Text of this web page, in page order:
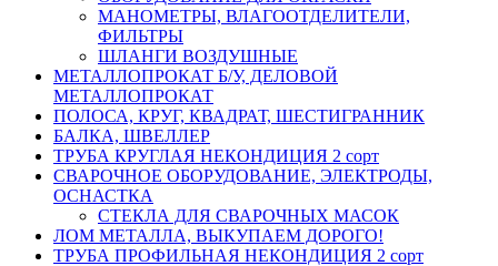
МАНОМЕТРЫ, ВЛАГООТДЕЛИТЕЛИ,
ФИЛЬТРЫ
ШЛАНГИ ВОЗДУШНЫЕ
МЕТАЛЛОПРОКАТ Б/У, ДЕЛОВОЙ
МЕТАЛЛОПРОКАТ
ПОЛОСА, КРУГ, КВАДРАТ, ШЕСТИГРАННИК
БАЛКА, ШВЕЛЛЕР
ТРУБА КРУГЛАЯ НЕКОНДИЦИЯ 2 сорт
СВАРОЧНОЕ ОБОРУДОВАНИЕ, ЭЛЕКТРОДЫ,
ОСНАСТКА
СТЕКЛА ДЛЯ СВАРОЧНЫХ МАСОК
ЛОМ МЕТАЛЛА, ВЫКУПАЕМ ДОРОГО!
ТРУБА ПРОФИЛЬНАЯ НЕКОНДИЦИЯ 2 сорт